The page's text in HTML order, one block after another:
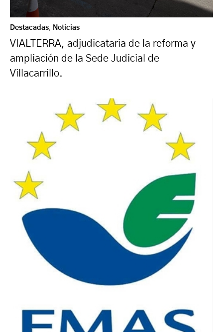
Destacadas, Noticias
VIALTERRA, adjudicataria de la reforma y
ampliación de la Sede Judicial de
Villacarrillo.